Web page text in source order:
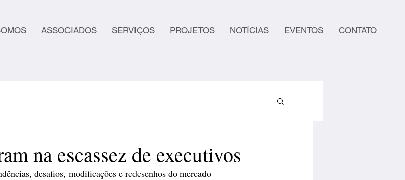
ASSOCIADOS SERVIÇOS PROJETOS NOTÍCIAS EVENTOS CONTATO
na escassez de executivos
desafios, modificações e redesenhos do mercado